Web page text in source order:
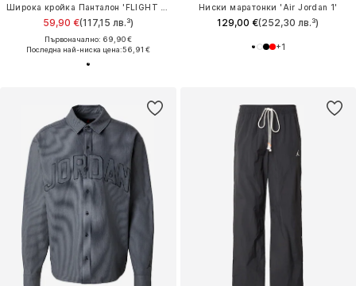
59,90 €(117,15 лв.³)
Първоначално: 69,90 €
Последна най-ниска цена:56,91 €
Ниски маратонки 'Air Jordan 1'
129,00 €(252,30 лв.³)
+1